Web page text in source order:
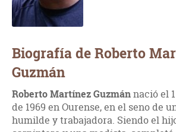
Biografía de Roberto
Guzmán
Roberto Martínez Guzmánnació el
de 1969 en Ourense, en el seno de
humilde y trabajadora. Siendo el